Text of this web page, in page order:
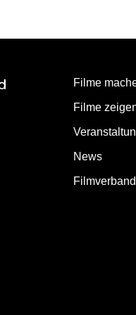
Filme
Filme
News